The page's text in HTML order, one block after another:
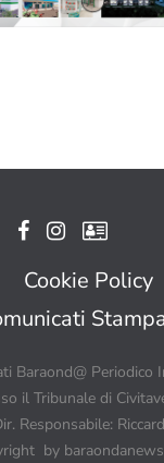
Cookie Policy
Baraond@ Periodico
il Tribunale di
Responsabile:
by